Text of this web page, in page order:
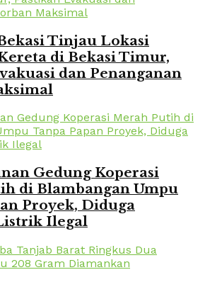
Tinjau Lokasi
di Bekasi Timur,
dan Penanganan
Gedung Koperasi
di Blambangan Umpu
Proyek, Diduga
Ilegal